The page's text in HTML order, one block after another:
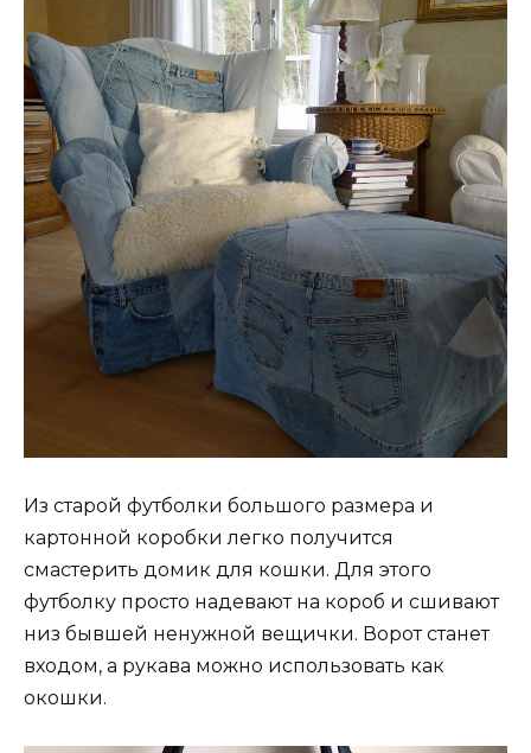
Из старой футболки большого размера и
картонной коробки легко получится
смастерить домик для кошки. Для этого
футболку просто надевают на короб и сшивают
низ бывшей ненужной вещички. Ворот станет
входом, а рукава можно использовать как
окошки.